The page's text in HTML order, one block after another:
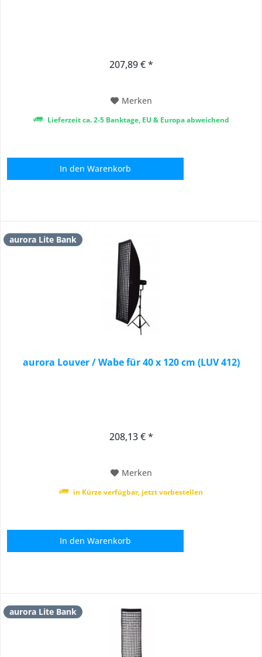
207,89 € *
Merken
Lieferzeit ca. 2-5 Banktage, EU & Europa abweichend
In den Warenkorb
aurora Lite Bank
aurora Louver / Wabe für 40 x 120 cm (LUV 412)
208,13 € *
Merken
in Kürze verfügbar, jetzt vorbestellen
In den Warenkorb
aurora Lite Bank